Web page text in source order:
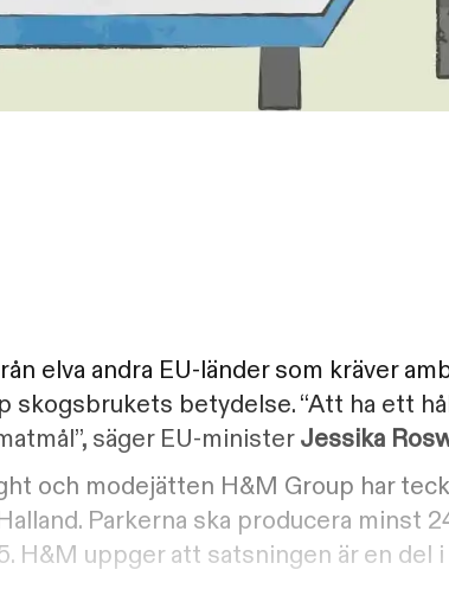
elva andra EU-länder som kräver
betydelse. “Att ha ett
säger EU-ministerJessika
och modejätten H&M Group har
Parkerna ska producera minst
H&M uppger att satsningen är en del